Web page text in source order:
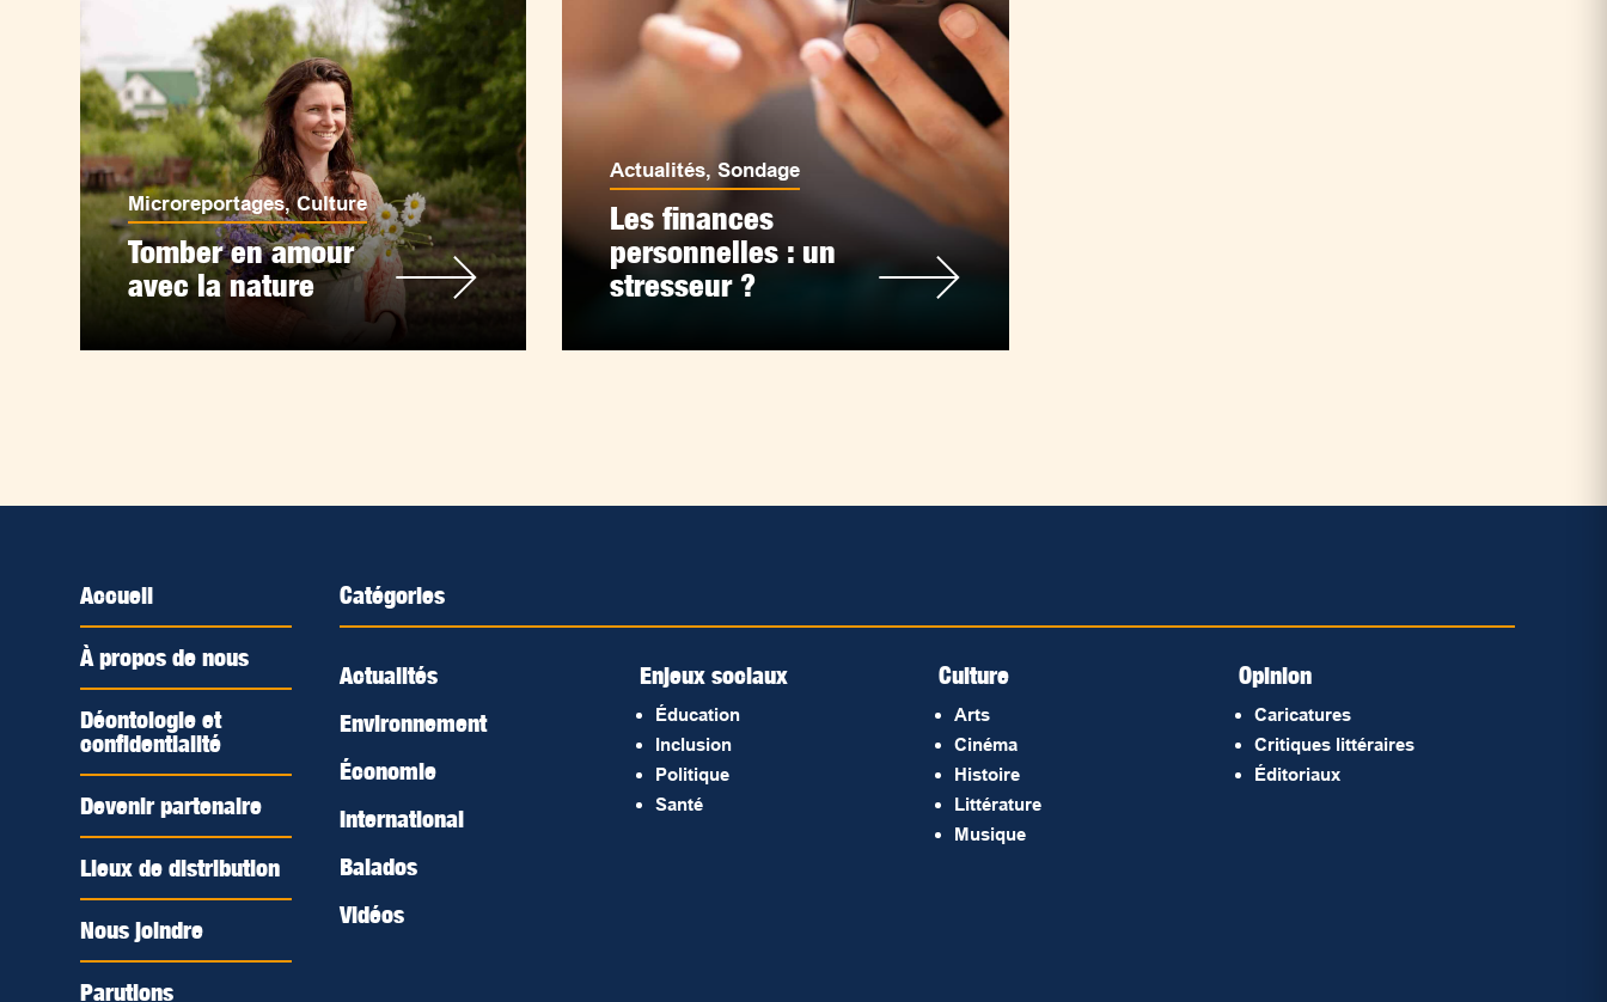
Microreportages,Culture
Tomber en amour
avec la nature
Actualités,Sondage
Les finances
personnelles : un
stresseur ?
Accueil
À propos de nous
Déontologie et
confidentialité
Devenir partenaire
Lieux de distribution
Nous joindre
Parutions
Catégories
Actualités
Environnement
Économie
International
Balados
Vidéos
Enjeux sociaux
Éducation
Inclusion
Politique
Santé
Culture
Arts
Cinéma
Histoire
Littérature
Musique
Opinion
Caricatures
Critiques littéraires
Éditoriaux